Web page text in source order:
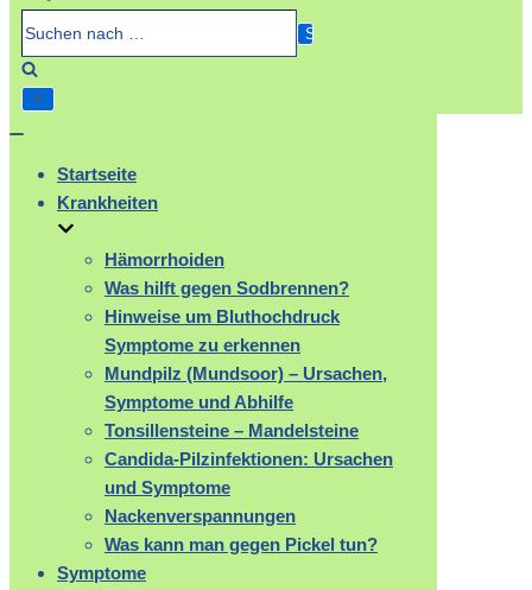
Startseite
Krankheiten
Hämorrhoiden
Was hilft gegen Sodbrennen?
Hinweise um Bluthochdruck
Symptome zu erkennen
Mundpilz (Mundsoor) – Ursachen,
Symptome und Abhilfe
Tonsillensteine – Mandelsteine
Candida-Pilzinfektionen: Ursachen
und Symptome
Nackenverspannungen
Was kann man gegen Pickel tun?
Symptome